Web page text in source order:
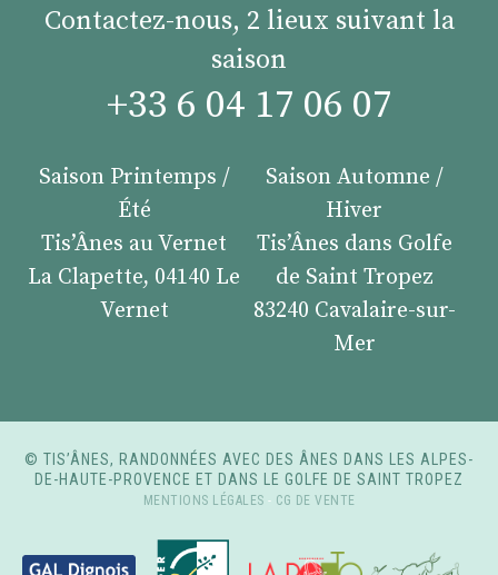
Contactez-nous, 2 lieux suivant la
saison
+33 6 04 17 06 07
Saison Printemps /
Été
Tis’Ânes au Vernet
La Clapette, 04140 Le
Vernet
Saison Automne /
Hiver
Tis’Ânes dans Golfe
de Saint Tropez
83240 Cavalaire-sur-
Mer
© TIS’ÂNES, RANDONNÉES AVEC DES ÂNES DANS LES ALPES-
DE-HAUTE-PROVENCE ET DANS LE GOLFE DE SAINT TROPEZ
MENTIONS LÉGALES - CG DE VENTE